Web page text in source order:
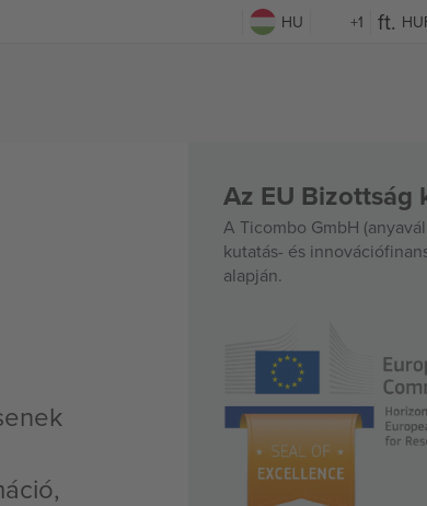
HU +1
Az EU Bizottság
A Ticombo GmbH
kutatás- és
alapján.